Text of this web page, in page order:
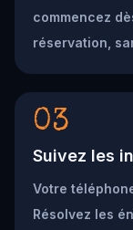
commencez
réservation,
03
Suivez les
Votre
Résolvez les